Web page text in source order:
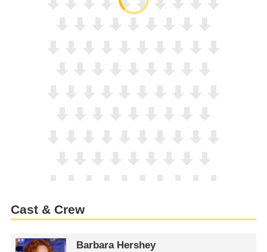
Cast & Crew
Barbara Hershey